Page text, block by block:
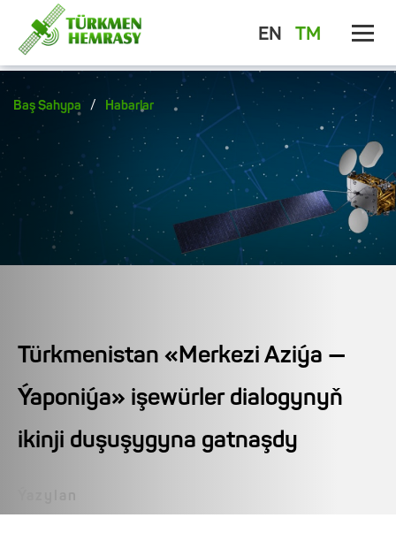
EN TM
Baş Sahypa / Habarlar
Türkmenistan «Merkezi Aziýa —
Ýaponiýa» işewürler dialogynyň
ikinji duşuşygyna gatnaşdy